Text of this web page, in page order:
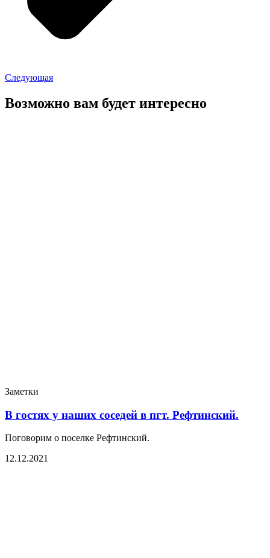
Следующая
Возможно вам будет интересно
Заметки
В гостях у наших соседей в пгт. Рефтинский.
Поговорим о поселке Рефтинский.
12.12.2021